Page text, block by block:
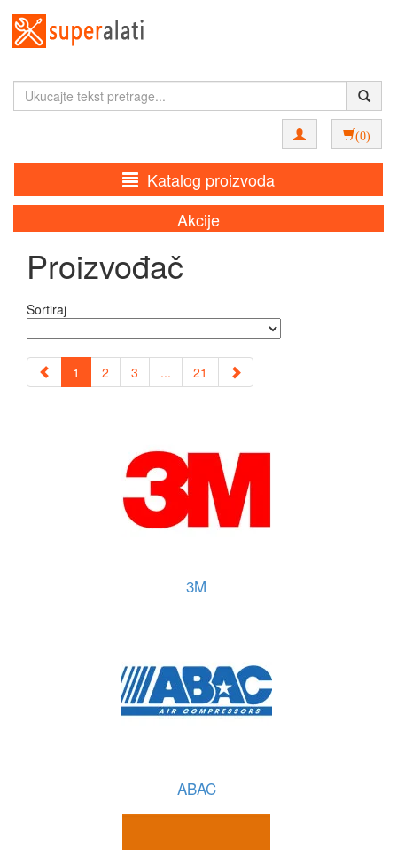
(0)
Katalog proizvoda
Akcije
Proizvođač
Sortiraj
1 2 3 ... 21
3M
ABAC